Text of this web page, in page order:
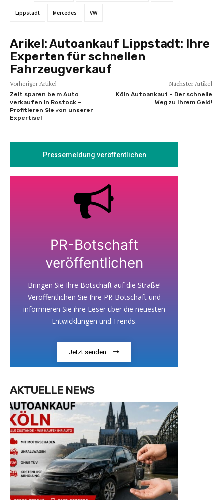
Lippstadt Mercedes VW
Arikel:Autoankauf Lippstadt: Ihre
Experten für schnellen
Fahrzeugverkauf
Vorheriger Artikel
Zeit sparen beim Auto
verkaufen in Rostock –
Profitieren Sie von unserer
Expertise!
Nächster Artikel
Köln Autoankauf – Der schnelle
Weg zu Ihrem Geld!
Pressemeldung veröffentlichen
PR-Botschaft
veröffentlichen
Bringen Sie Ihre Botschaft auf die Straße!
Veröffentlichen Sie Ihre PR-Botschaft und
informieren Sie ihre Leser über die neuesten
Entwicklungen und Trends.
Jetzt senden
AKTUELLE NEWS